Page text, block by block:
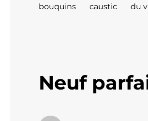
bouquins caustic du
Neuf